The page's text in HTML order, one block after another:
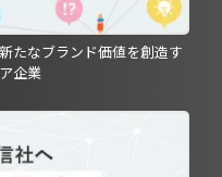
たなブランド価値を創造す
企業